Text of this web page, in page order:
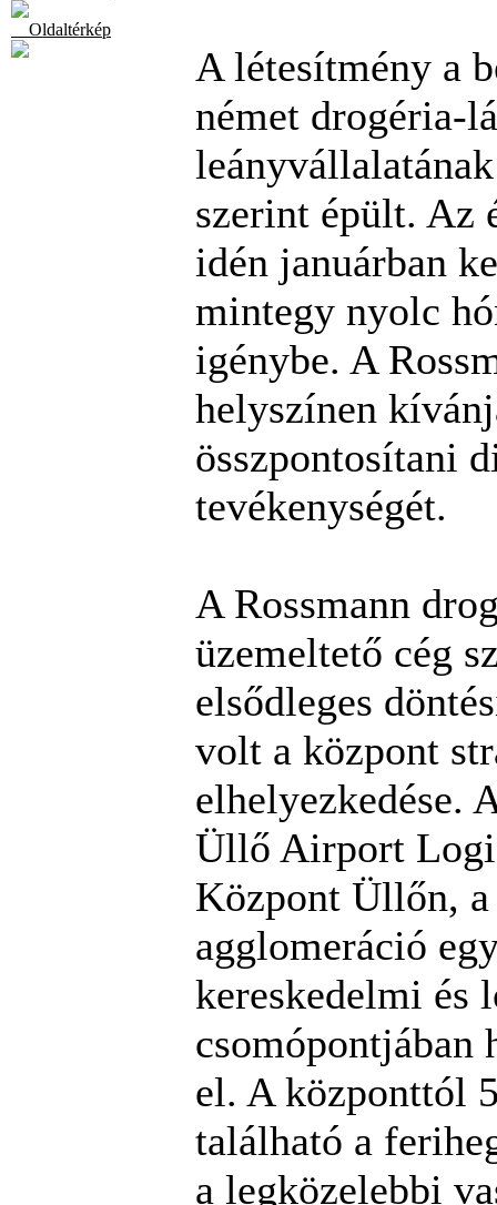
Oldaltérkép
A létesítmény a
német drogéria-
szerint épült. Az
idén januárban
mintegy nyolc
igénybe. A
helyszínen
összpontosítani
tevékenységét.
A Rossmann
üzemeltető cég
elsődleges
volt a központ
elhelyezkedése.
Üllő Airport
Központ Üllőn, a
agglomeráció
kereskedelmi és
csomópontjában
el. A központtól
található a
a legközelebbi